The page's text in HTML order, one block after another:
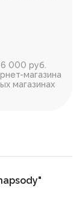
6 000 руб.
магазина
магазинах